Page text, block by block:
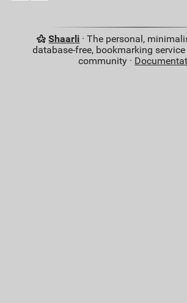
Shaarli · The personal,
database-free, bookmarking
community ·